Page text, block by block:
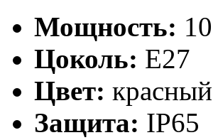
Мощность:
Цоколь: Е27
Цвет: красный
Защита: IP65